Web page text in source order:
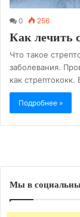
0 256
Как лечить
Что такое
заболевания.
как
Подробнее »
Мы в